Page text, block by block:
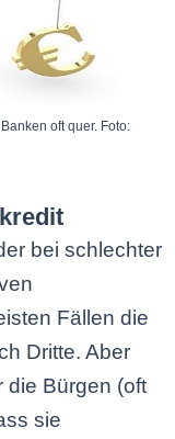
oft quer. Foto:
bei schlechter
Fällen die
Dritte. Aber
die Bürgen (oft
sie